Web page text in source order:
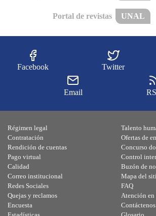
Portal de revistas UNAL
Facebook Twitter
Email
Régimen legal
Contratación
Rendición de cuentas
Pago virtual
Calidad
Talento
Ofertas de
Concurso
Control
Buzón de
Correo institucional
Redes Sociales
Quejas y reclamos
Encuesta
Mapa del
FAQ
Atención en
Contáctenos